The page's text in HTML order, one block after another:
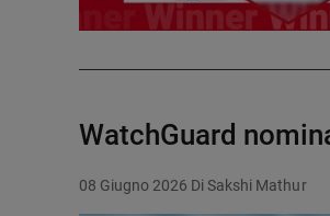
WatchGuard
08 Giugno 2026 Di Sakshi Mathur